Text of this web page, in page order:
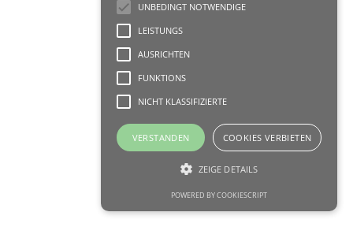
UNBEDINGT NOTWENDIGE
LEISTUNGS
AUSRICHTEN
FUNKTIONS
NICHT KLASSIFIZIERTE
VERSTANDEN COOKIES VERBIETEN
ZEIGE DETAILS
POWERED BY COOKIESCRIPT